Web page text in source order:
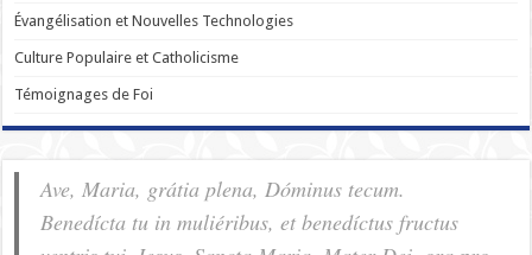
Évangélisation et Nouvelles Technologies
Culture Populaire et Catholicisme
Témoignages de Foi
Ave, Maria, grátia plena, Dóminus tecum.
Benedícta tu in muliéribus, et benedíctus fructus